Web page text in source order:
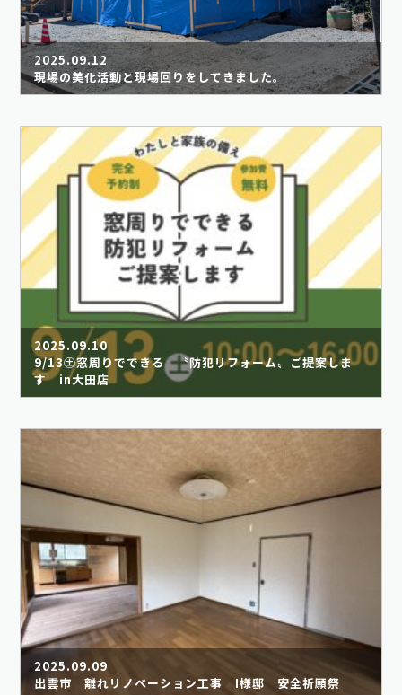
2025.09.12
現場の美化活動と現場回りをしてきました。
2025.09.10
9/13㊏窓周りでできる 〝防犯リフォーム〟ご提案しま
す in大田店
2025.09.09
出雲市 離れリノベーション工事 I様邸 安全祈願祭